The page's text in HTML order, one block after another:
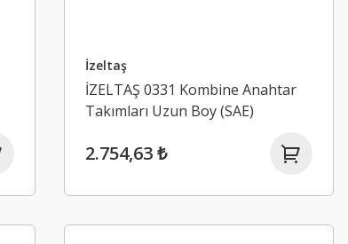
İzeltaş
İZELTAŞ 0331 Kombine Anahtar
Takımları Uzun Boy (SAE)
2.754,63 ₺